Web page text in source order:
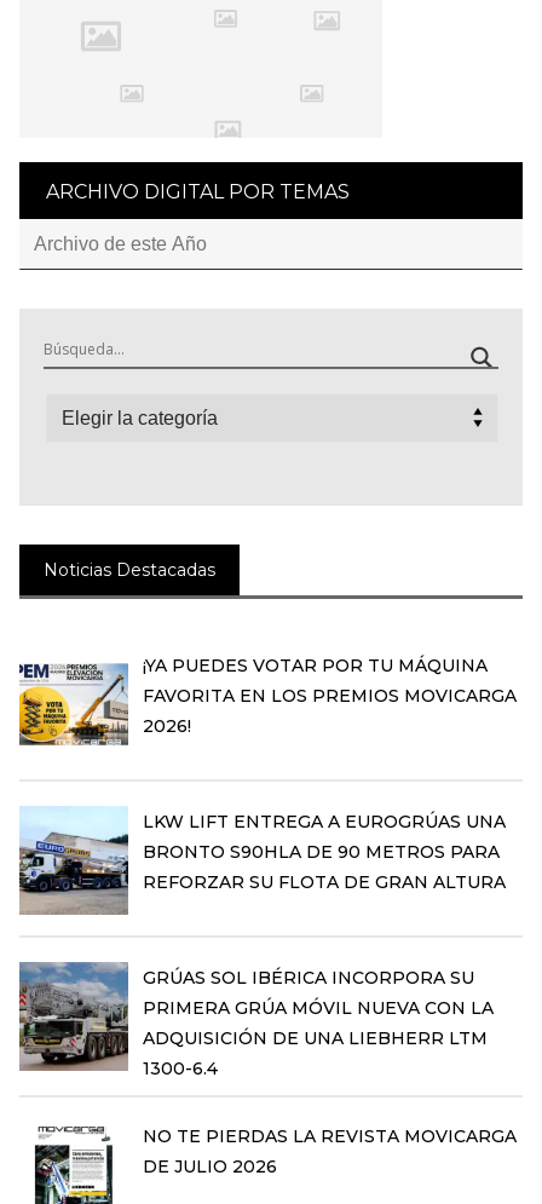
ARCHIVO DIGITAL POR TEMAS
Categorías
Noticias Destacadas
¡YA PUEDES VOTAR POR TU MÁQUINA
FAVORITA EN LOS PREMIOS MOVICARGA
2026!
LKW LIFT ENTREGA A EUROGRÚAS UNA
BRONTO S90HLA DE 90 METROS PARA
REFORZAR SU FLOTA DE GRAN ALTURA
GRÚAS SOL IBÉRICA INCORPORA SU
PRIMERA GRÚA MÓVIL NUEVA CON LA
ADQUISICIÓN DE UNA LIEBHERR LTM
1300-6.4
NO TE PIERDAS LA REVISTA MOVICARGA
DE JULIO 2026